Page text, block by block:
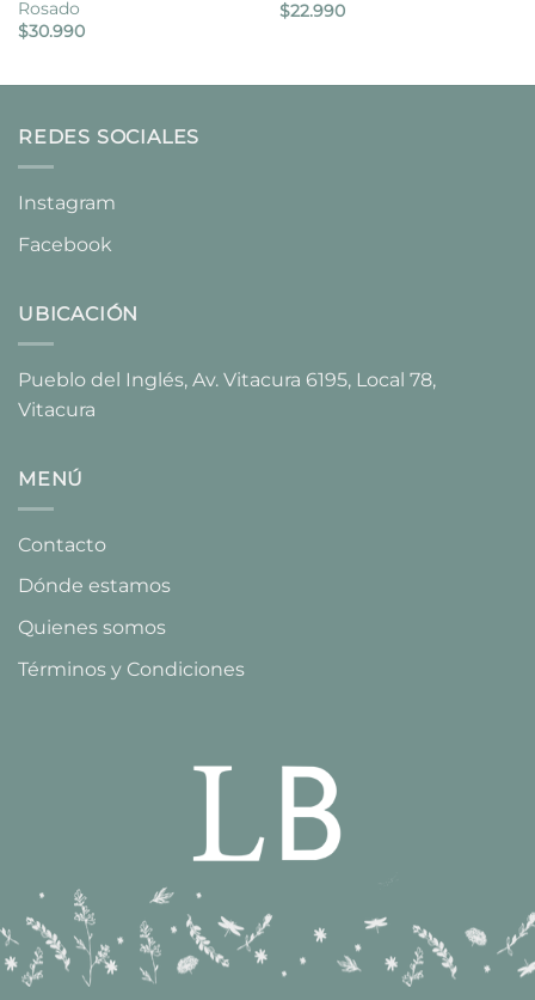
Rosado
$30.990
$22.990
REDES SOCIALES
Instagram
Facebook
UBICACIÓN
Pueblo del Inglés, Av. Vitacura 6195, Local 78,
Vitacura​
MENÚ
Contacto
Dónde estamos
Quienes somos
Términos y Condiciones